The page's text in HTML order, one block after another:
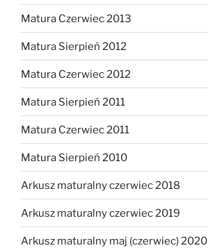
Matura Czerwiec 2013
Matura Sierpień 2012
Matura Czerwiec 2012
Matura Sierpień 2011
Matura Czerwiec 2011
Matura Sierpień 2010
Arkusz maturalny czerwiec 2018
Arkusz maturalny czerwiec 2019
Arkusz maturalny maj (czerwiec) 2020